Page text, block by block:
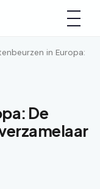
in Europa:
De